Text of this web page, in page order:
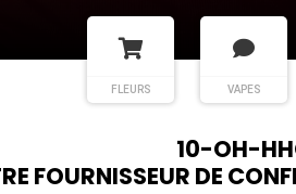
FLEURS VAPES
10-OH-
FOURNISSEUR DE